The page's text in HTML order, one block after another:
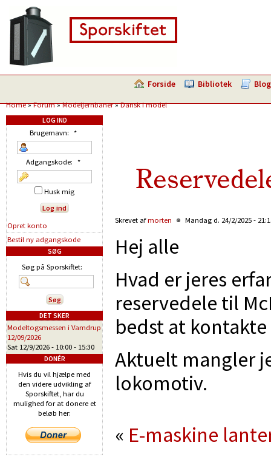
Forside Bibliotek Blog
Home»Forum»Modeljernbaner»Dansk i model
Skrevet afmorten Mandag d. 24/2/2025 -
Hej alle
Hvad er jeres
reservedele til
bedst at kontakte
Aktuelt mangler
lokomotiv.
« E-maskine
LOG IND
Brugernavn: *
Adgangskode: *
Husk mig
Opret konto
Bestil ny adgangskode
SØG
Søg på Sporskiftet:
DET SKER
Modeltogsmessen i Vamdrup
12/09/2026
Sat 12/9/2026 - 10:00 - 15:30
DONÉR
Hvis du vil hjælpe med
den videre udvikling af
Sporskiftet, har du
mulighed for at donere et
beløb her: